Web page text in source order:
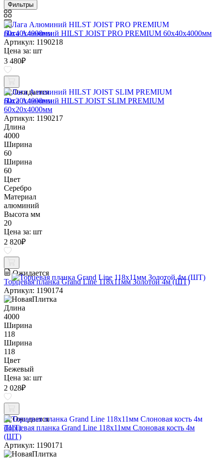
Фильтры
Лага Алюминий HILST JOIST PRO PREMIUM 60х40х4000мм
Артикул: 1190218
Цена за: шт
3 480₽
Ожидается
Лага Алюминий HILST JOIST SLIM PREMIUM
60х20х4000мм
Артикул: 1190217
Длина
4000
Ширина
60
Ширина
60
Цвет
Серебро
Материал
алюминий
Высота мм
20
Цена за: шт
2 820₽
Ожидается
Торцевая планка Grand Line 118х11мм Золотой 4м (ШТ)
Артикул: 1190174
Длина
4000
Ширина
118
Ширина
118
Цвет
Бежевый
Цена за: шт
2 028₽
Ожидается
Торцевая планка Grand Line 118х11мм Слоновая кость 4м
(ШТ)
Артикул: 1190171